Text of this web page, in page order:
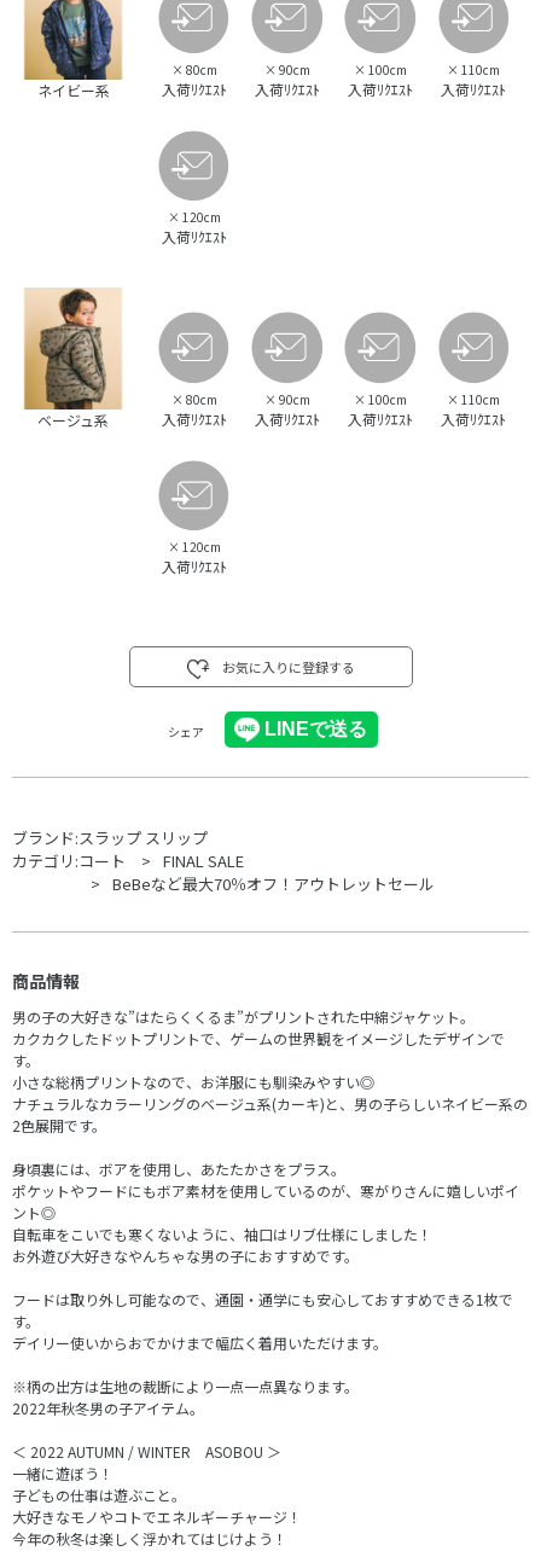
ネイビー系
× 80cm
入荷ﾘｸｴｽﾄ
× 90cm
入荷ﾘｸｴｽﾄ
× 100cm
入荷ﾘｸｴｽﾄ
× 110cm
入荷ﾘｸｴｽﾄ
× 120cm
入荷ﾘｸｴｽﾄ
ベージュ系
× 80cm
入荷ﾘｸｴｽﾄ
× 90cm
入荷ﾘｸｴｽﾄ
× 100cm
入荷ﾘｸｴｽﾄ
× 110cm
入荷ﾘｸｴｽﾄ
× 120cm
入荷ﾘｸｴｽﾄ
お気に入りに登録する
シェア
ブランド:スラップ スリップ
カテゴリ:コート
FINAL SALE
BeBeなど最大70％オフ！アウトレットセール
商品情報
男の子の大好きな”はたらくくるま”がプリントされた中綿ジャケット。
カクカクしたドットプリントで、ゲームの世界観をイメージしたデザインで
す。
小さな総柄プリントなので、お洋服にも馴染みやすい◎
ナチュラルなカラーリングのベージュ系(カーキ)と、男の子らしいネイビー系の
2色展開です。
身頃裏には、ボアを使用し、あたたかさをプラス。
ポケットやフードにもボア素材を使用しているのが、寒がりさんに嬉しいポイ
ント◎
自転車をこいでも寒くないように、袖口はリブ仕様にしました！
お外遊び大好きなやんちゃな男の子におすすめです。
フードは取り外し可能なので、通園・通学にも安心しておすすめできる1枚で
す。
デイリー使いからおでかけまで幅広く着用いただけます。
※柄の出方は生地の裁断により一点一点異なります。
2022年秋冬男の子アイテム。
＜ 2022 AUTUMN / WINTER ASOBOU ＞
一緒に遊ぼう！
子どもの仕事は遊ぶこと。
大好きなモノやコトでエネルギーチャージ！
今年の秋冬は楽しく浮かれてはじけよう！